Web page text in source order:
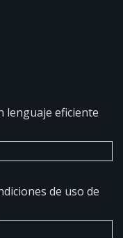
lenguaje eficiente
de uso de